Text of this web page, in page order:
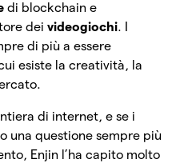
di blockchain e
dei videogiochi. I
di più a essere
esiste la creatività, la
di internet, e se i
una questione sempre più
Enjin l’ha capito molto